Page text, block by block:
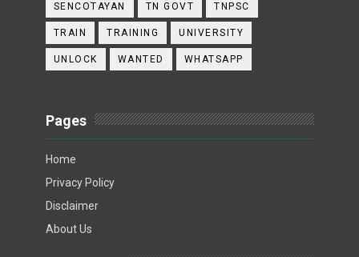
SENCOTAYAN TN GOVT TNPSC
TRAIN TRAINING UNIVERSITY
UNLOCK WANTED WHATSAPP
Pages
Home
Privacy Policy
Disclaimer
About Us